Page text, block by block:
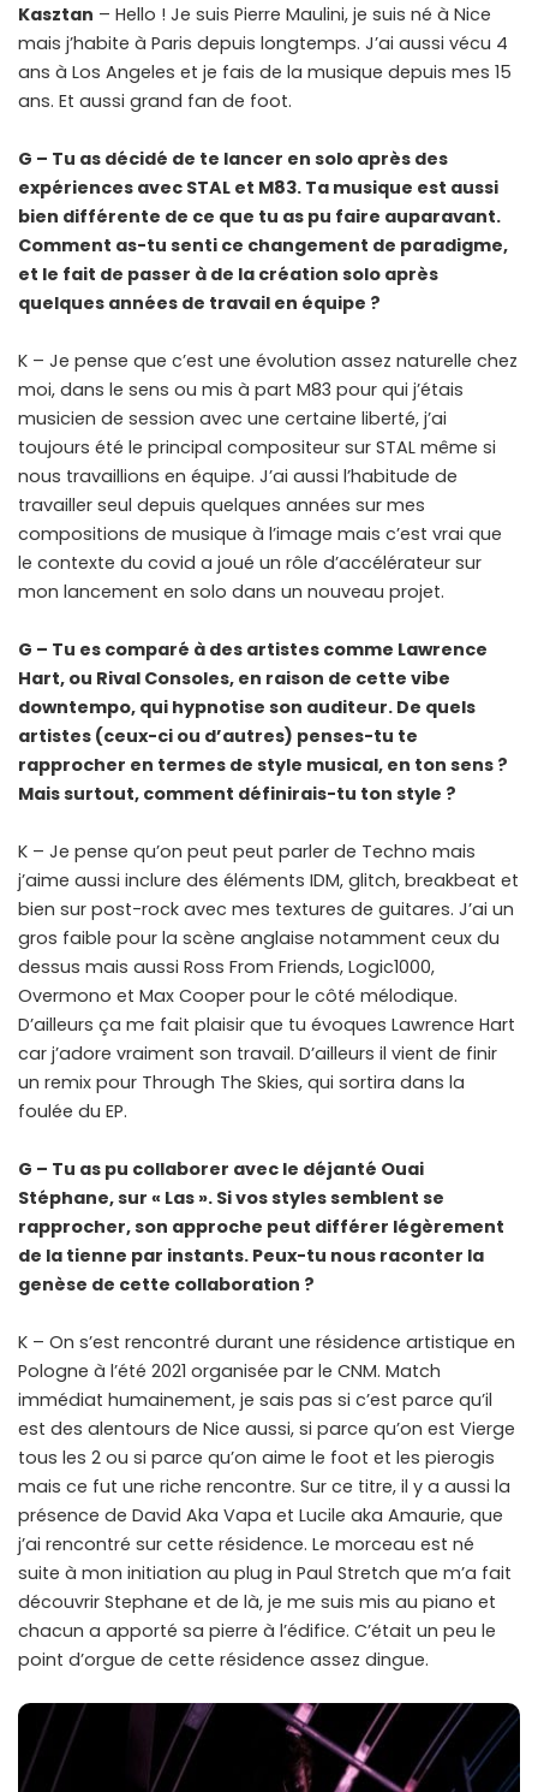
Kasztan – Hello ! Je suis Pierre Maulini, je suis né à Nice
mais j’habite à Paris depuis longtemps. J’ai aussi vécu 4
ans à Los Angeles et je fais de la musique depuis mes 15
ans. Et aussi grand fan de foot.
G – Tu as décidé de te lancer en solo après des
expériences avec STAL et M83. Ta musique est aussi
bien différente de ce que tu as pu faire auparavant.
Comment as-tu senti ce changement de paradigme,
et le fait de passer à de la création solo après
quelques années de travail en équipe ?
K – Je pense que c’est une évolution assez naturelle chez
moi, dans le sens ou mis à part M83 pour qui j’étais
musicien de session avec une certaine liberté, j’ai
toujours été le principal compositeur sur STAL même si
nous travaillions en équipe. J’ai aussi l’habitude de
travailler seul depuis quelques années sur mes
compositions de musique à l’image mais c’est vrai que
le contexte du covid a joué un rôle d’accélérateur sur
mon lancement en solo dans un nouveau projet.
G – Tu es comparé à des artistes comme Lawrence
Hart, ou Rival Consoles, en raison de cette vibe
downtempo, qui hypnotise son auditeur. De quels
artistes (ceux-ci ou d’autres) penses-tu te
rapprocher en termes de style musical, en ton sens ?
Mais surtout, comment définirais-tu ton style ?
K – Je pense qu’on peut peut parler de Techno mais
j’aime aussi inclure des éléments IDM, glitch, breakbeat et
bien sur post-rock avec mes textures de guitares. J’ai un
gros faible pour la scène anglaise notamment ceux du
dessus mais aussi Ross From Friends, Logic1000,
Overmono et Max Cooper pour le côté mélodique.
D’ailleurs ça me fait plaisir que tu évoques Lawrence Hart
car j’adore vraiment son travail. D’ailleurs il vient de finir
un remix pour Through The Skies, qui sortira dans la
foulée du EP.
G – Tu as pu collaborer avec le déjanté Ouai
Stéphane, sur « Las ». Si vos styles semblent se
rapprocher, son approche peut différer légèrement
de la tienne par instants. Peux-tu nous raconter la
genèse de cette collaboration ?
K – On s’est rencontré durant une résidence artistique en
Pologne à l’été 2021 organisée par le CNM. Match
immédiat humainement, je sais pas si c’est parce qu’il
est des alentours de Nice aussi, si parce qu’on est Vierge
tous les 2 ou si parce qu’on aime le foot et les pierogis
mais ce fut une riche rencontre. Sur ce titre, il y a aussi la
présence de David Aka Vapa et Lucile aka Amaurie, que
j’ai rencontré sur cette résidence. Le morceau est né
suite à mon initiation au plug in Paul Stretch que m’a fait
découvrir Stephane et de là, je me suis mis au piano et
chacun a apporté sa pierre à l’édifice. C’était un peu le
point d’orgue de cette résidence assez dingue.